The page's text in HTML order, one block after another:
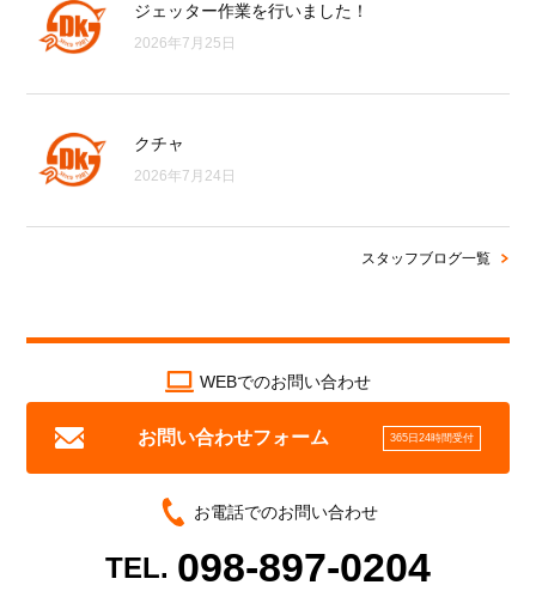
ジェッター作業を行いました！
2026年7月25日
クチャ
2026年7月24日
スタッフブログ一覧
WEBでのお問い合わせ
お問い合わせフォーム 365日24時間受付
お電話でのお問い合わせ
TEL. 098-897-0204